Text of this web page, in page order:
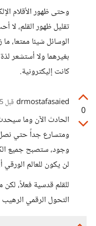
وحتى ظهور الأقلام
تقليل ظهور القلم، لا
الوسائل شيئا ممتعا،
بغيرهما ولا أستشعر
كانت إليكترونية.
0
drmostafasaied قبل 5 سنوات
الحادث الآن وما
ومتسارع جداً حتي نصل
وجود، ستصبح جميع
لن يكون للعالم الورقي
للقلم قدسية فعلاً،
التحول الرقمي